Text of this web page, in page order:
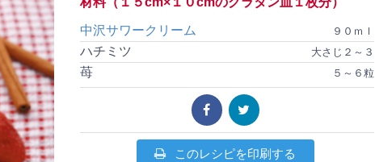
９０ｍｌ
中沢サワークリーム
大さじ２～３
ハチミツ
５～６粒
苺
このレシピを印刷する